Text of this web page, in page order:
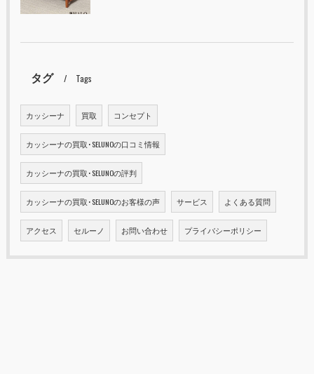
タグ Tags
カッシーナ 買取 コンセプト
カッシーナの買取･SELUNOの口コミ情報
カッシーナの買取･SELUNOの評判
カッシーナの買取･SELUNOのお客様の声 サービス よくある質問
アクセス セルーノ お問い合わせ プライバシーポリシー